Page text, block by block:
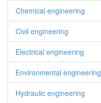
Chemical engineering
Civil engineering
Electrical engineering
Environmental engineering
Hydraulic engineering